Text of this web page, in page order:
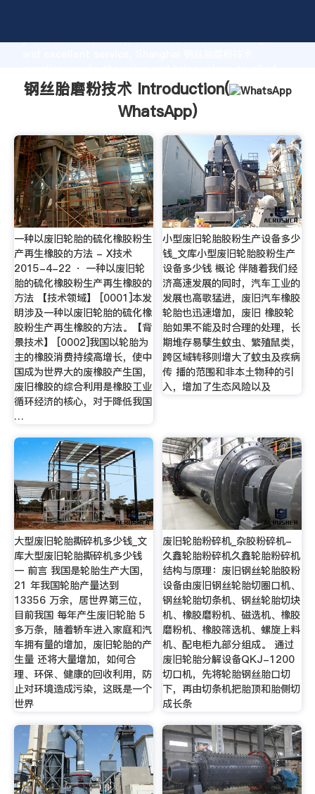
production capability, advanced research strength
customers.
钢丝胎磨粉技术 Introduction(
WhatsApp)
一种以废旧轮胎的硫化橡胶粉生
产再生橡胶的方法 - X技术
2015-4-22 · 一种以废旧轮
胎的硫化橡胶粉生产再生橡胶的
方法 【技术领域】 [0001]本发
明涉及一种以废旧轮胎的硫化橡
胶粉生产再生橡胶的方法。【背
景技术】 [0002]我国以轮胎为
主的橡胶消费持续高增长，使中
国成为世界大的废橡胶产生国，
废旧橡胶的综合利用是橡胶工业
循环经济的核心，对于降低我国
…
小型废旧轮胎胶粉生产设备多少
钱_文库小型废旧轮胎胶粉生产
设备多少钱 概论 伴随着我们经
济高速发展的同时，汽车工业的
发展也高歌猛进，废旧汽车橡胶
轮胎也迅速增加，废旧 橡胶轮
胎如果不能及时合理的处理，长
期堆存易孳生蚊虫、繁殖鼠类，
跨区域转移则增大了蚊虫及疾病
传 播的范围和非本土物种的引
入，增加了生态风险以及
大型废旧轮胎撕碎机多少钱_文
库大型废旧轮胎撕碎机多少钱
一 前言 我国是轮胎生产大国，
21 年我国轮胎产量达到
13356 万余，居世界第三位，
目前我国 每年产生废旧轮胎 5
多万条，随着轿车进入家庭和汽
车拥有量的增加，废旧轮胎的产
生量 还将大量增加，如何合
理、环保、健康的回收利用，防
止对环境造成污染，这既是一个
世界
废旧轮胎粉碎机_杂胶粉碎机-
久鑫轮胎粉碎机久鑫轮胎粉碎机
结构与原理：废旧钢丝轮胎胶粉
设备由废旧钢丝轮胎切圈口机、
钢丝轮胎切条机、钢丝轮胎切块
机、橡胶磨粉机、磁选机、橡胶
磨粉机、橡胶筛选机、螺旋上料
机、配电柜九部分组成。 通过
废旧轮胎分解设备QKJ-1200
切口机，先将轮胎钢丝胎口切
下，再由切条机把胎顶和胎侧切
成长条